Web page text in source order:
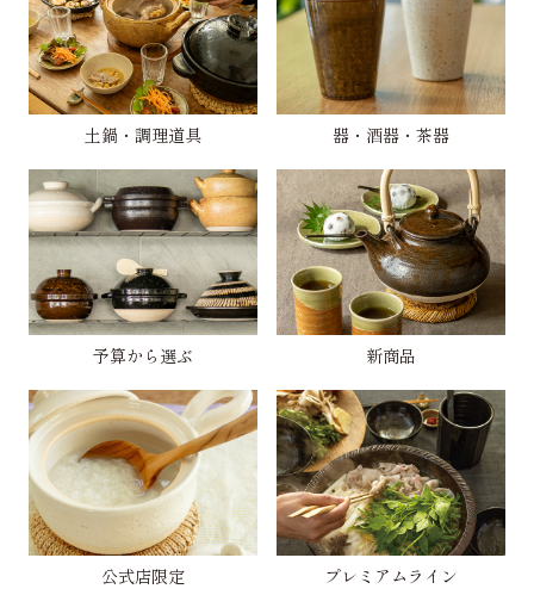
土鍋・調理道具 器・酒器・茶器
予算から選ぶ 新商品
公式店限定 プレミアムライン